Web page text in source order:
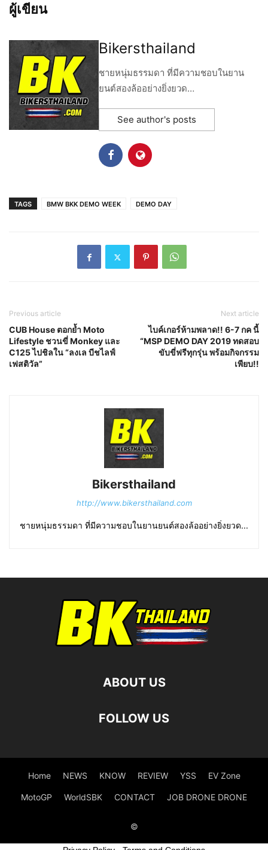
ผู้เขียน
Bikersthailand
ชายหนุ่มธรรมดา ที่มีความชอบในยาน
ยนต์สองล้ออย่างยิ่งยวด…
See author's posts
TAGS BMW BKK DEMO WEEK DEMO DAY
Previous article
CUB House ตอกย้ำ Moto
Lifestyle ชวนขี่ Monkey และ
C125 ไปชิลใน “ลงเล บีชไลฟ์
เฟสติวัล”
Next article
ไบค์เกอร์ห้ามพลาด!! 6-7 กค นี้
“MSP DEMO DAY 2019 ทดสอบ
ขับขี่ฟรีทุกรุ่น พร้อมกิจกรรม
เพียบ!!
Bikersthailand
http://www.bikersthailand.com
ชายหนุ่มธรรมดา ที่มีความชอบในยานยนต์สองล้ออย่างยิ่งยวด...
ABOUT US
FOLLOW US
Home NEWS KNOW REVIEW YSS EV Zone
MotoGP WorldSBK CONTACT JOB DRONE DRONE
©